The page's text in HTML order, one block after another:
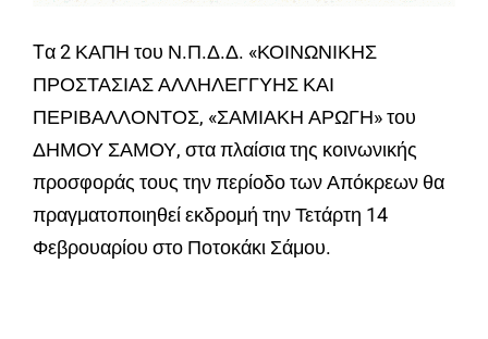
Tα 2 ΚΑΠΗ του Ν.Π.Δ.Δ. «ΚΟΙΝΩΝΙΚΗΣ
ΠΡΟΣΤΑΣΙΑΣ ΑΛΛΗΛΕΓΓΥΗΣ ΚΑΙ
ΠΕΡΙΒΑΛΛΟΝΤΟΣ, «ΣΑΜΙΑΚΗ ΑΡΩΓΗ» του
ΔΗΜΟΥ ΣΑΜΟΥ, στα πλαίσια της κοινωνικής
προσφοράς τους την περίοδο των Απόκρεων θα
πραγματοποιηθεί εκδρομή την Τετάρτη 14
Φεβρουαρίου στο Ποτοκάκι Σάμου.